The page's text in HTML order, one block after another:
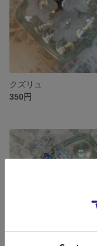
クズリュ
350円